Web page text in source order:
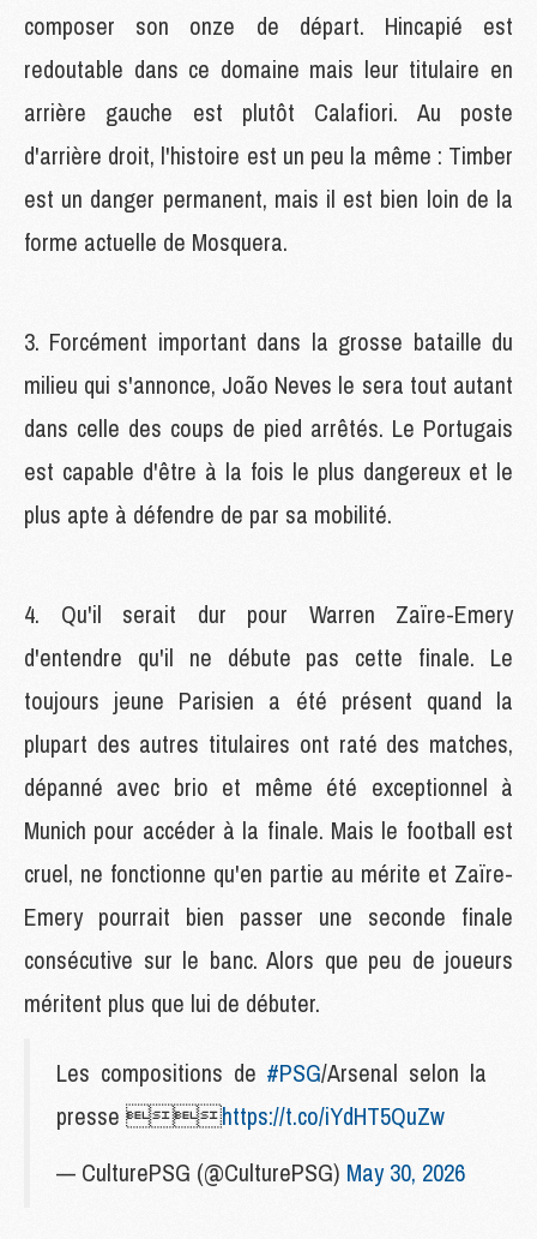
composer son onze de départ. Hincapié est
redoutable dans ce domaine mais leur titulaire en
arrière gauche est plutôt Calafiori. Au poste
d'arrière droit, l'histoire est un peu la même : Timber
est un danger permanent, mais il est bien loin de la
forme actuelle de Mosquera.
3. Forcément important dans la grosse bataille du
milieu qui s'annonce, João Neves le sera tout autant
dans celle des coups de pied arrêtés. Le Portugais
est capable d'être à la fois le plus dangereux et le
plus apte à défendre de par sa mobilité.
4. Qu'il serait dur pour Warren Zaïre-Emery
d'entendre qu'il ne débute pas cette finale. Le
toujours jeune Parisien a été présent quand la
plupart des autres titulaires ont raté des matches,
dépanné avec brio et même été exceptionnel à
Munich pour accéder à la finale. Mais le football est
cruel, ne fonctionne qu'en partie au mérite et Zaïre-
Emery pourrait bien passer une seconde finale
consécutive sur le banc. Alors que peu de joueurs
méritent plus que lui de débuter.
Les compositions de #PSG/Arsenal selon la
presse https://t.co/iYdHT5QuZw
— CulturePSG (@CulturePSG) May 30, 2026